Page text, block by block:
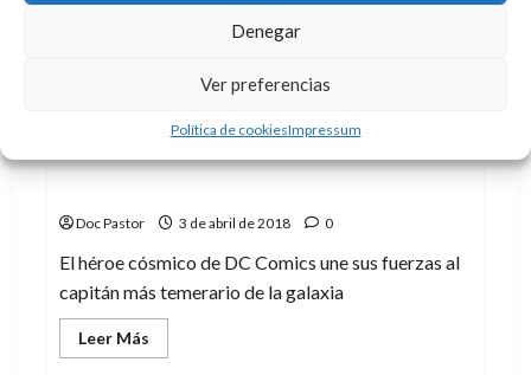
Denegar
Ver preferencias
Política de cookiesImpressum
Star Trek/Green Lantern se cruzan en La
Doc Pastor 3 de abril de 2018 0
El héroe cósmico de DC Comics une sus fuerzas al
capitán más temerario de la galaxia
Leer Más
más